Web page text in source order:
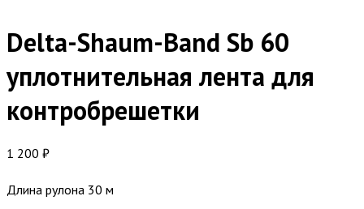
Delta-Shaum-Band Sb 60
уплотнительная лента для
контробрешетки
1 200 ₽
Длина рулона 30 м